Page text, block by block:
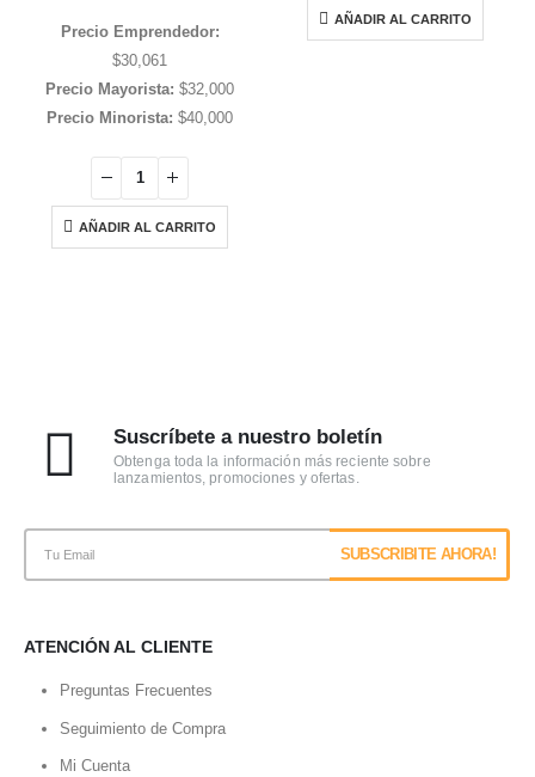
Precio Emprendedor:
$30,061
Precio Mayorista: $32,000
Precio Minorista: $40,000
AÑADIR AL CARRITO
AÑADIR AL CARRITO
Suscríbete a nuestro boletín
Obtenga toda la información más reciente sobre
lanzamientos, promociones y ofertas.
ATENCIÓN AL CLIENTE
Preguntas Frecuentes
Seguimiento de Compra
Mi Cuenta